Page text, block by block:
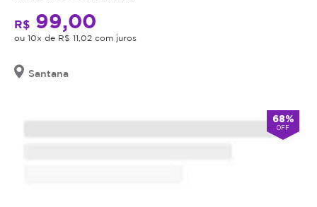
R$ 99,00
ou 10x de R$ 11,02 com juros
Santana
68%
OFF